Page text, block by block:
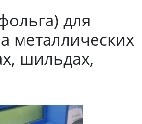
для
металлических
шильдах,